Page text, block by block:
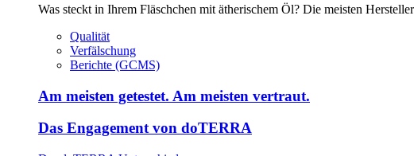
Was steckt in Ihrem Fläschchen mit ätherischem Öl? Die meisten
Qualität
Verfälschung
Berichte (GCMS)
Am meisten getestet. Am meisten vertraut.
Das Engagement von doTERRA